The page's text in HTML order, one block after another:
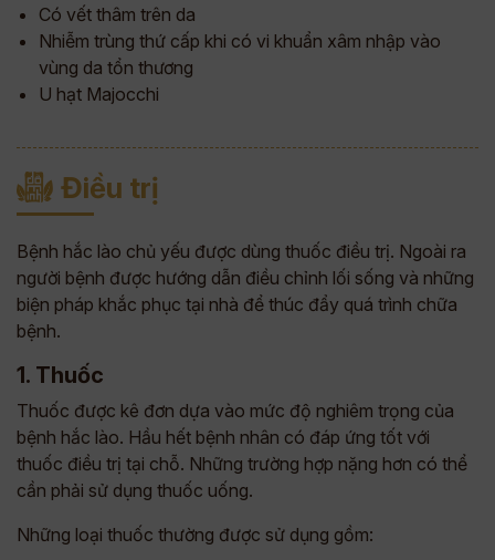
Có vết thâm trên da
Nhiễm trùng thứ cấp khi có vi khuẩn xâm nhập vào
vùng da tổn thương
U hạt Majocchi
Điều trị
Bệnh hắc lào chủ yếu được dùng thuốc điều trị. Ngoài ra
người bệnh được hướng dẫn điều chỉnh lối sống và những
biện pháp khắc phục tại nhà để thúc đẩy quá trình chữa
bệnh.
1. Thuốc
Thuốc được kê đơn dựa vào mức độ nghiêm trọng của
bệnh hắc lào. Hầu hết bệnh nhân có đáp ứng tốt với
thuốc điều trị tại chỗ. Những trường hợp nặng hơn có thể
cần phải sử dụng thuốc uống.
Những loại thuốc thường được sử dụng gồm: